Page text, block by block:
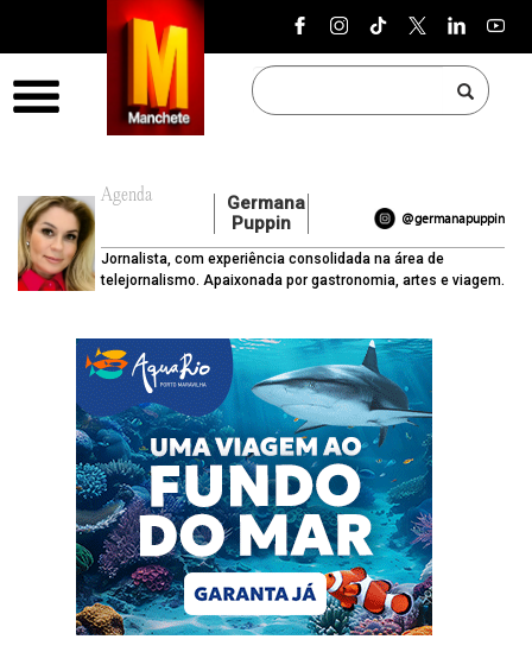
Pular para o conteúdo
Agenda
Germana
Puppin
@germanapuppin
Jornalista, com experiência consolidada na área de
telejornalismo. Apaixonada por gastronomia, artes e viagem.